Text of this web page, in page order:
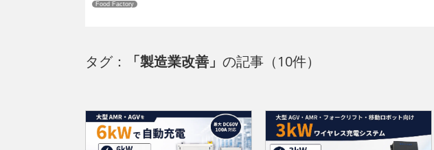
Food Factory
タグ： 「製造業改善」 の記事（10件）